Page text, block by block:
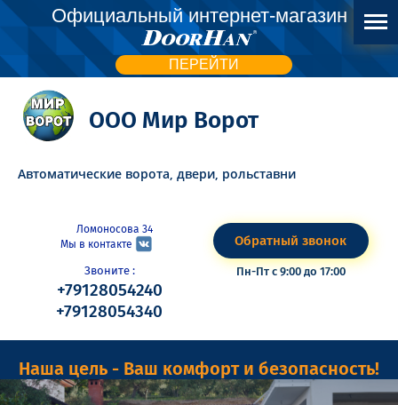
Официальный интернет-магазин
ПЕРЕЙТИ
ООО Мир Ворот
Автоматические ворота, двери, рольставни
Звоните :
+79128054240
+79128054340
Ломоносова 34
Мы в контакте
Обратный звонок
Пн-Пт с 9:00 до 17:00
Наша цель - Ваш комфорт и безопасность!